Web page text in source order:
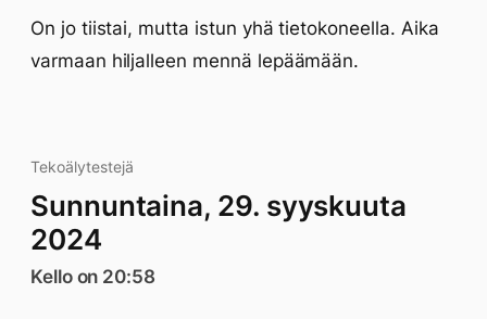
On jo tiistai, mutta istun yhä tietokoneella. Aika
varmaan hiljalleen mennä lepäämään.
Tekoälytestejä
Sunnuntaina, 29. syyskuuta
2024
Kello on 20:58